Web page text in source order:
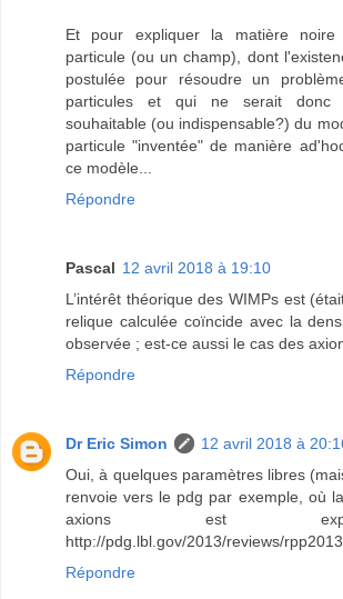
Et pour expliquer la matière noire
particule (ou un champ), dont
postulée pour résoudre un
particules et qui ne serait donc
souhaitable (ou indispensable?) du
particule "inventée" de manière
ce modèle...
Répondre
Pascal 12 avril 2018 à 19:10
L’intérêt théorique des WIMPs est
relique calculée coïncide avec la
observée ; est-ce aussi le cas des
Répondre
Dr Eric Simon
12 avril 2018 à
Oui, à quelques paramètres libres
renvoie vers le pdg par exemple, où
axions est
http://pdg.lbl.gov/2013/reviews/
Répondre